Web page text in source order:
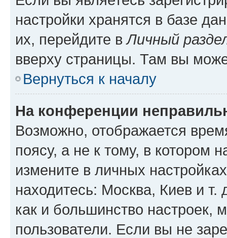
настройки хранятся в базе
их, перейдите вЛичный
вверху страницы. Там вы
Вернуться к началу
На конференции
Возможно, отображается
поясу, а не к тому, в котором
измените в личных
находитесь: Москва, Киев и т.
как и большинство настроек,
пользователи. Если вы не